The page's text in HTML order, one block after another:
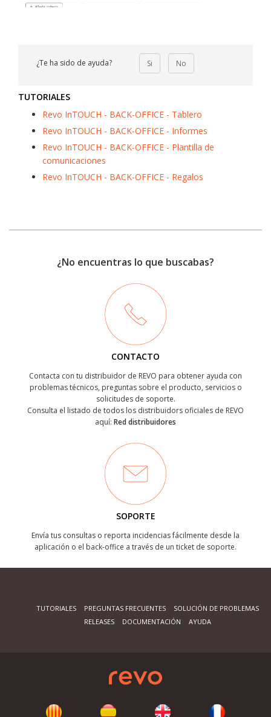
¿Te ha sido de ayuda? Si No
TUTORIALES
Revo InTOUCH - BACK-OFFICE - Tablero
Revo InTOUCH - BACK-OFFICE - Informes
Revo InTOUCH - BACK-OFFICE - Plantilla de
comunicaciones
Revo InTOUCH - BACK-OFFICE - Regalos
¿No encuentras lo que buscabas?
CONTACTO
Contacta con tu distribuidor de REVO para obtener ayuda con
problemas técnicos, preguntas sobre el producto, servicios o
solicitudes de soporte.
Consulta el listado de todos los distribuidors oficiales de REVO
aquí: Red distribuidores
SOPORTE
Envía tus consultas o reporta incidencias fácilmente desde la
aplicación o el back-office a través de un ticket de soporte.
TUTORIALES PREGUNTAS FRECUENTES
SOLUCIÓN DE PROBLEMAS
RELEASES
DOCUMENTACIÓN AYUDA